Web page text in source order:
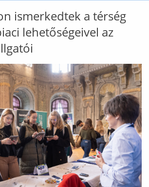
ismerkedtek a térség
lehetőségeivel az